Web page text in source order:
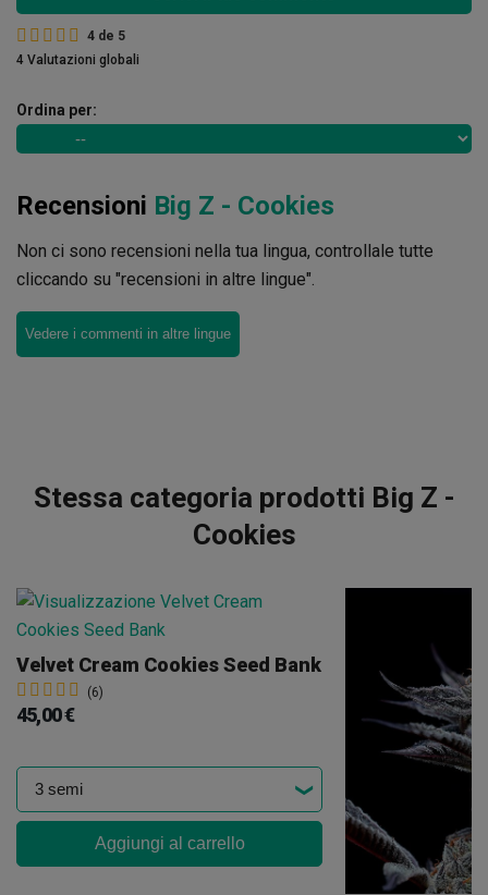
4 de 5
4 Valutazioni globali
Ordina per:
Recensioni Big Z - Cookies
Non ci sono recensioni nella tua lingua, controllale tutte
cliccando su "recensioni in altre lingue".
Vedere i commenti in altre lingue
Stessa categoria prodotti Big Z -
Cookies
Velvet Cream Cookies Seed Bank
(6)
45,00 €
Aggiungi al carrello